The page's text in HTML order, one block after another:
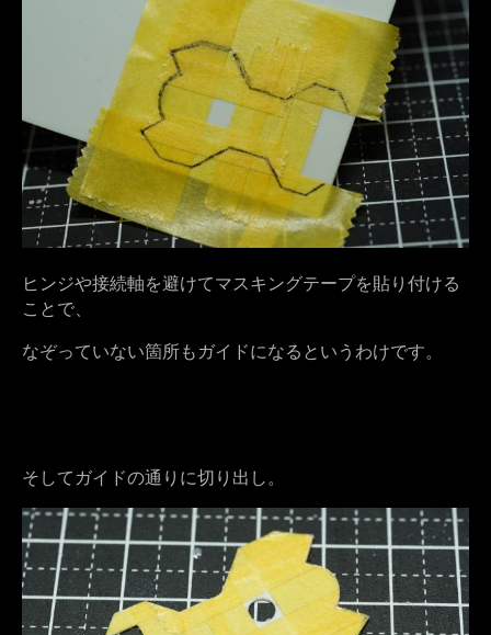
ヒンジや接続軸を避けてマスキングテープを貼り付ける
ことで、
なぞっていない箇所もガイドになるというわけです。
そしてガイドの通りに切り出し。